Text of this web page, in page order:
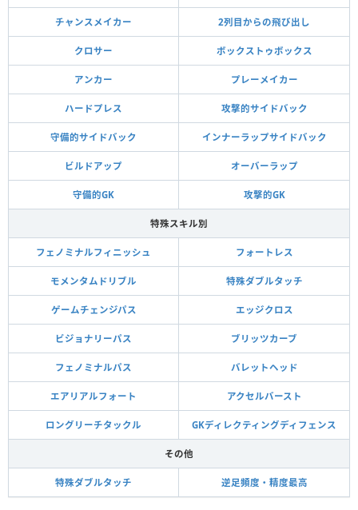
チャンスメイカー 2列目からの飛び出し
クロサー ボックストゥボックス
アンカー プレーメイカー
ハードプレス 攻撃的サイドバック
守備的サイドバック インナーラップサイドバック
ビルドアップ オーバーラップ
守備的GK 攻撃的GK
特殊スキル別
フェノミナルフィニッシュ フォートレス
モメンタムドリブル 特殊ダブルタッチ
ゲームチェンジパス エッジクロス
ビジョナリーパス ブリッツカーブ
フェノミナルパス バレットヘッド
エアリアルフォート アクセルバースト
ロングリーチタックル GKディレクティングディフェンス
その他
特殊ダブルタッチ 逆足頻度・精度最高